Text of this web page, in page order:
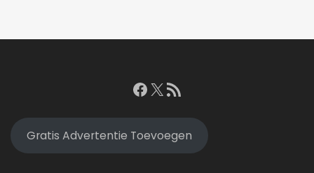
Facebook
X RSS feed
Gratis Advertentie Toevoegen